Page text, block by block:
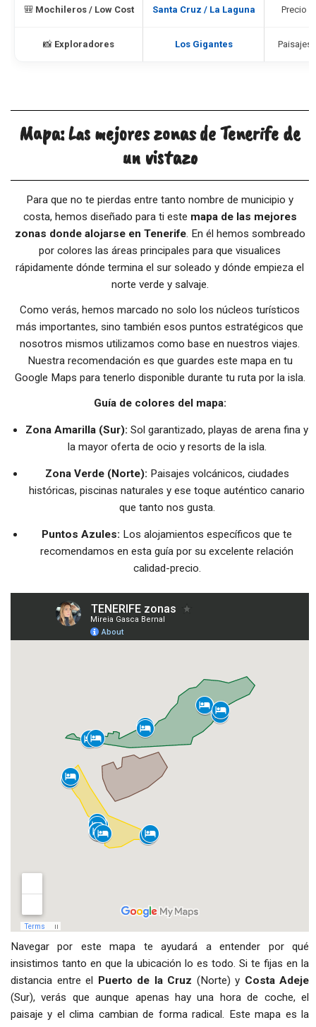
🎒 Mochileros / Low Cost Santa Cruz / La Laguna Precio y
📸 Exploradores Los Gigantes Paisajes
Mapa: Las mejores zonas de Tenerife de
un vistazo
Para que no te pierdas entre tanto nombre de municipio y
costa, hemos diseñado para ti este mapa de las mejores
zonas donde alojarse en Tenerife. En él hemos sombreado
por colores las áreas principales para que visualices
rápidamente dónde termina el sur soleado y dónde empieza el
norte verde y salvaje.
Como verás, hemos marcado no solo los núcleos turísticos
más importantes, sino también esos puntos estratégicos que
nosotros mismos utilizamos como base en nuestros viajes.
Nuestra recomendación es que guardes este mapa en tu
Google Maps para tenerlo disponible durante tu ruta por la isla.
Guía de colores del mapa:
Zona Amarilla (Sur): Sol garantizado, playas de arena fina y
la mayor oferta de ocio y resorts de la isla.
Zona Verde (Norte): Paisajes volcánicos, ciudades
históricas, piscinas naturales y ese toque auténtico canario
que tanto nos gusta.
Puntos Azules: Los alojamientos específicos que te
recomendamos en esta guía por su excelente relación
calidad-precio.
Navegar por este mapa te ayudará a entender por qué
insistimos tanto en que la ubicación lo es todo. Si te fijas en la
distancia entre el Puerto de la Cruz (Norte) y Costa Adeje
(Sur), verás que aunque apenas hay una hora de coche, el
paisaje y el clima cambian de forma radical. Este mapa es la